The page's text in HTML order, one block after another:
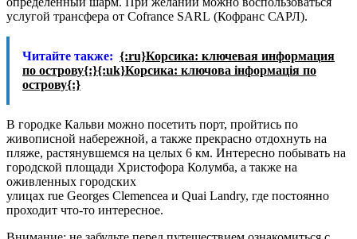
услугой трансфера от Cofrance SARL (Кофранс САРЛ).
Читайте также: {:ru}Корсика: ключевая информация
по острову{:}{:uk}Корсика: ключова інформація по
острову{:}
В городке Кальви можно посетить порт, пройтись по
живописной набережной, а также прекрасно отдохнуть на
пляже, растянувшемся на целых 6 км. Интересно побывать на
городской площади Христофора Колумба, а также на
оживленных городских
улицах rue Georges Clemencea и Quai Landry, где постоянно
проходит что-то интересное.